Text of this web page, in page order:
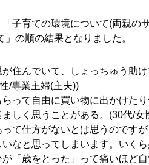
子育ての環境について(両親の
の順の結果となりました。
が住んでいて、しょっちゅう助
/専業主婦(主夫))
らって自由に買い物に出かけた
しく思うことがある。(30代/女
って仕方がないとは思うのです
なと思ってしまいます。いく
「歳をとった」って痛いほど